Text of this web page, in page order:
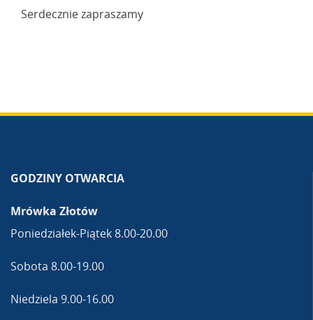
Serdecznie zapraszamy
GODZINY OTWARCIA
Mrówka Złotów
Poniedziałek-Piątek 8.00-20.00
Sobota 8.00-19.00
Niedziela 9.00-16.00